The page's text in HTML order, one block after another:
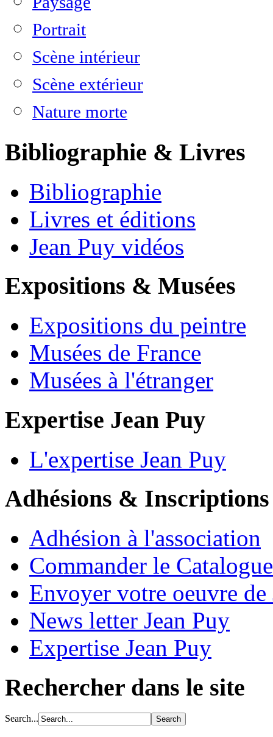
Portrait
Scène intérieur
Scène extérieur
Nature morte
Bibliographie & Livres
Bibliographie
Livres et éditions
Jean Puy vidéos
Expositions & Musées
Expositions du peintre
Musées de France
Musées à l'étranger
Expertise Jean Puy
L'expertise Jean Puy
Adhésions & Inscriptions
Adhésion à l'association
Commander le
Envoyer votre oeuvre de
News letter Jean Puy
Expertise Jean Puy
Rechercher dans le site
Search...